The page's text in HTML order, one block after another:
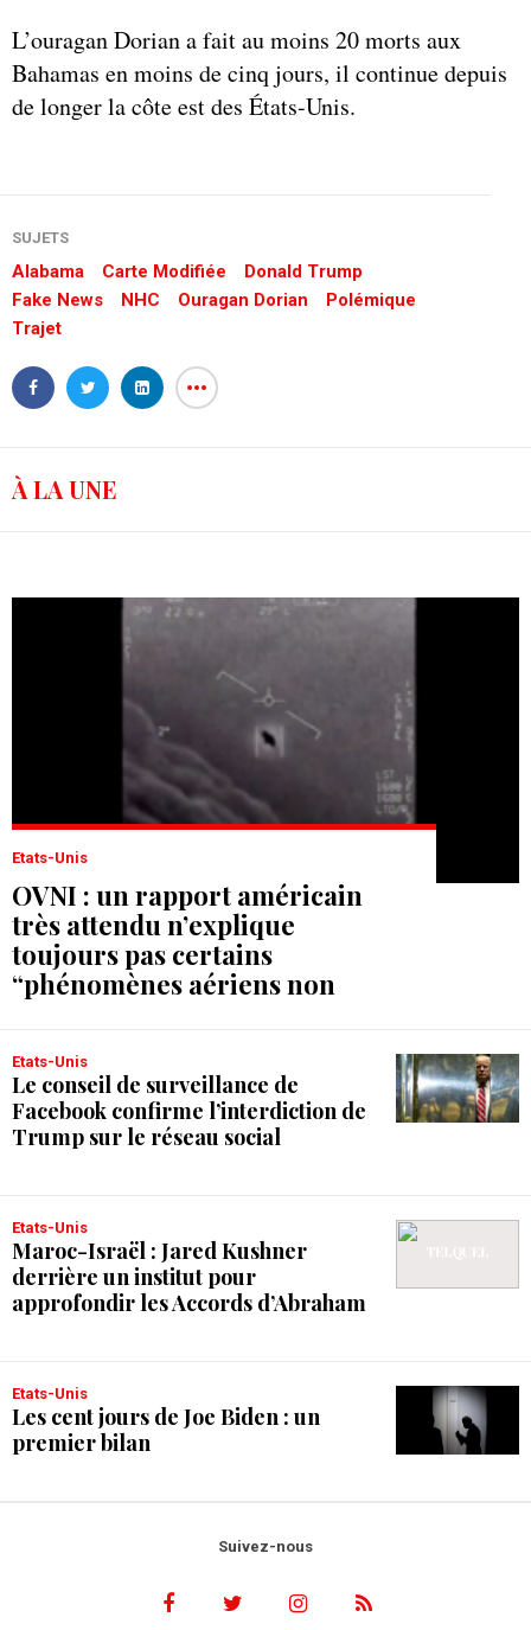
L’ouragan Dorian a fait au moins 20 morts aux
Bahamas en moins de cinq jours, il continue depuis
de longer la côte est des États-Unis.
SUJETS
Alabama Carte Modifiée
Donald Trump
Fake News
NHC Ouragan Dorian
Polémique
Trajet
À LA UNE
Etats-Unis
OVNI : un rapport américain
très attendu n’explique
toujours pas certains
“phénomènes aériens non
Etats-Unis
Le conseil de surveillance de
Facebook confirme l’interdiction de
Trump sur le réseau social
Etats-Unis
Maroc-Israël : Jared Kushner
derrière un institut pour
approfondir les Accords d’Abraham
Etats-Unis
Les cent jours de Joe Biden : un
premier bilan
Suivez-nous